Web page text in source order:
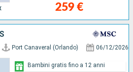
259 €
Port Canaveral (Orlando) 06/12/2026
Bambini gratis fino a 12 anni